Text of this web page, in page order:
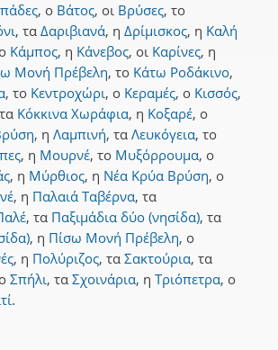
, ο Βάτος, οι Βρύσες, το
, τα Δαριβιανά, η Δρίμισκος, η Καλή
ο Κάμπος, η Κάνεβος, οι Καρίνες, η
Μονή Πρέβελη, το Κάτω Ροδάκινο,
, το Κεντροχώρι, ο Κεραμές, ο Κισσός,
τα Κόκκινα Χωράφια, η Κοξαρέ, ο
, η Λαμπινή, τα Λευκόγεια, το
, η Μουρνέ, το Μυξόρρουμα, ο
, η Μύρθιος, η Νέα Κρύα Βρύση, ο
, η Παλαιά Ταβέρνα, τα
, τα Παξιμάδια δύο (νησίδα), τα
, η Πίσω Μονή Πρέβελη, ο
, η Πολύριζος, τα Σακτούρια, τα
Σπήλι, τα Σχοινάρια, η Τριόπετρα, ο
.